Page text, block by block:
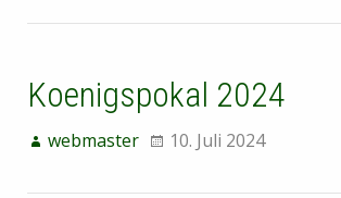
Koenigspokal 2024
webmaster 10. Juli 2024